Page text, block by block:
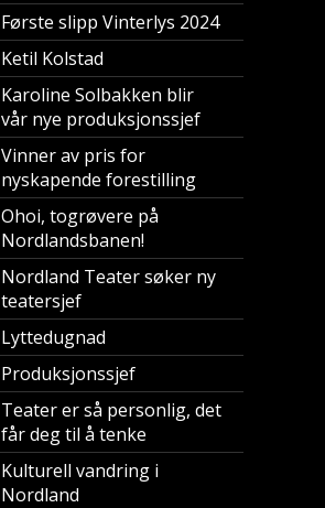
Første slipp Vinterlys 2024
Ketil Kolstad
Karoline Solbakken blir
vår nye produksjonssjef
Vinner av pris for
nyskapende forestilling
​Ohoi, togrøvere på
Nordlandsbanen!
Nordland Teater søker ny
teatersjef
Lyttedugnad
Produksjonssjef
Teater er så personlig, det
får deg til å tenke
Kulturell vandring i
Nordland